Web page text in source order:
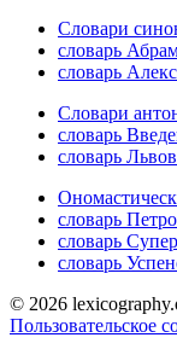
Словари
словарь
словарь
Словари
словарь
словарь
словарь
словарь
словарь
© 2026
Пользовательское